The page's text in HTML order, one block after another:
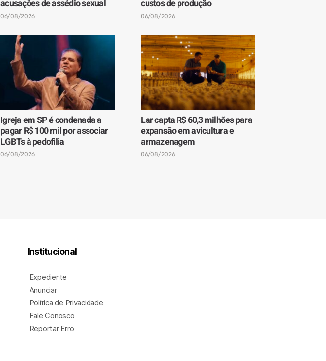
acusações de assédio sexual
06/08/2026
custos de produção
06/08/2026
Igreja em SP é condenada a
pagar R$ 100 mil por associar
LGBTs à pedofilia
06/08/2026
Lar capta R$ 60,3 milhões para
expansão em avicultura e
armazenagem
06/08/2026
Institucional
Expediente
Anunciar
Política de Privacidade
Fale Conosco
Reportar Erro